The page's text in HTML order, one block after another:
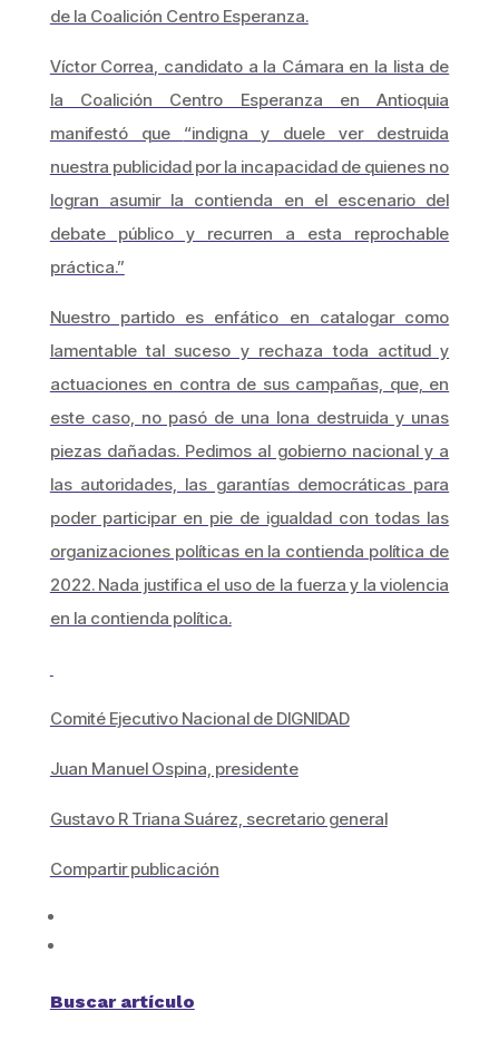
de la Coalición Centro Esperanza.
Víctor Correa, candidato a la Cámara en la lista de
la Coalición Centro Esperanza en Antioquia
manifestó que “indigna y duele ver destruida
nuestra publicidad por la incapacidad de quienes no
logran asumir la contienda en el escenario del
debate público y recurren a esta reprochable
práctica.”
Nuestro partido es enfático en catalogar como
lamentable tal suceso y rechaza toda actitud y
actuaciones en contra de sus campañas, que, en
este caso, no pasó de una lona destruida y unas
piezas dañadas. Pedimos al gobierno nacional y a
las autoridades, las garantías democráticas para
poder participar en pie de igualdad con todas las
organizaciones políticas en la contienda política de
2022. Nada justifica el uso de la fuerza y la violencia
en la contienda política.
Comité Ejecutivo Nacional de DIGNIDAD
Juan Manuel Ospina, presidente
Gustavo R Triana Suárez, secretario general
Compartir publicación
Buscar artículo